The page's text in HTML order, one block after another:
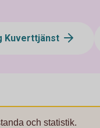
Kuverttjänst
och statistik.